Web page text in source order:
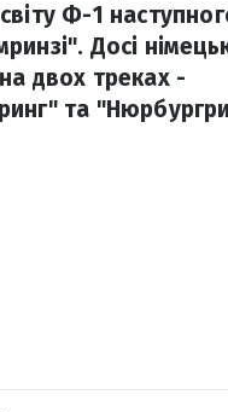
Ф-1
Досі
двох треках -
та